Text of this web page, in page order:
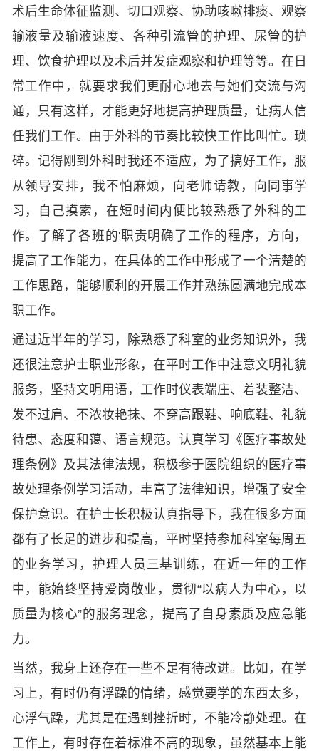
术后生命体征监测、切口观察、协助咳嗽排痰、观察
输液量及输液速度、各种引流管的护理、尿管的护
理、饮食护理以及术后并发症观察和护理等等。在日
常工作中，就要求我们更耐心地去与她们交流与沟
通，只有这样，才能更好地提高护理质量，让病人信
任我们工作。由于外科的节奏比较快工作比叫忙。琐
碎。记得刚到外科时我还不适应，为了搞好工作，服
从领导安排，我不怕麻烦，向老师请教，向同事学
习，自己摸索，在短时间内便比较熟悉了外科的工
作。了解了各班的'职责明确了工作的程序，方向，
提高了工作能力，在具体的工作中形成了一个清楚的
工作思路，能够顺利的开展工作并熟练圆满地完成本
职工作。
通过近半年的学习，除熟悉了科室的业务知识外，我
还很注意护士职业形象，在平时工作中注意文明礼貌
服务，坚持文明用语，工作时仪表端庄、着装整洁、
发不过肩、不浓妆艳抺、不穿高跟鞋、响底鞋、礼貌
待患、态度和蔼、语言规范。认真学习《医疗事故处
理条例》及其法律法规，积极参于医院组织的医疗事
故处理条例学习活动，丰富了法律知识，增强了安全
保护意识。在护士长积极认真指导下，我在很多方面
都有了长足的进步和提高，平时坚持参加科室每周五
的业务学习，护理人员三基训练，在近一年的工作
中，能始终坚持爱岗敬业，贯彻“以病人为中心，以
质量为核心”的服务理念，提高了自身素质及应急能
力。
当然，我身上还存在一些不足有待改进。比如，在学
习上，有时仍有浮躁的情绪，感觉要学的东西太多，
心浮气躁，尤其是在遇到挫折时，不能冷静处理。在
工作上，有时存在着标准不高的现象，虽然基本上能